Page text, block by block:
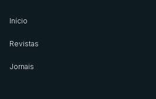
Início
Revistas
Jornais